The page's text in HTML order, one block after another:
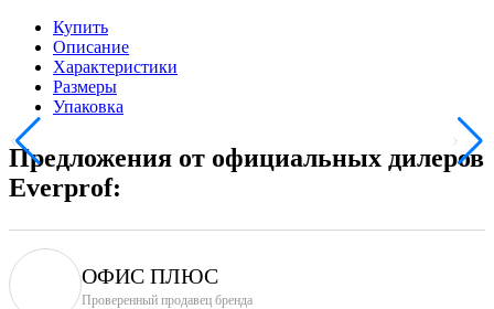
Купить
Описание
Характеристики
Размеры
Упаковка
Предложения от официальных дилеров
Everprof:
ОФИС ПЛЮС
Проверенный продавец бренда